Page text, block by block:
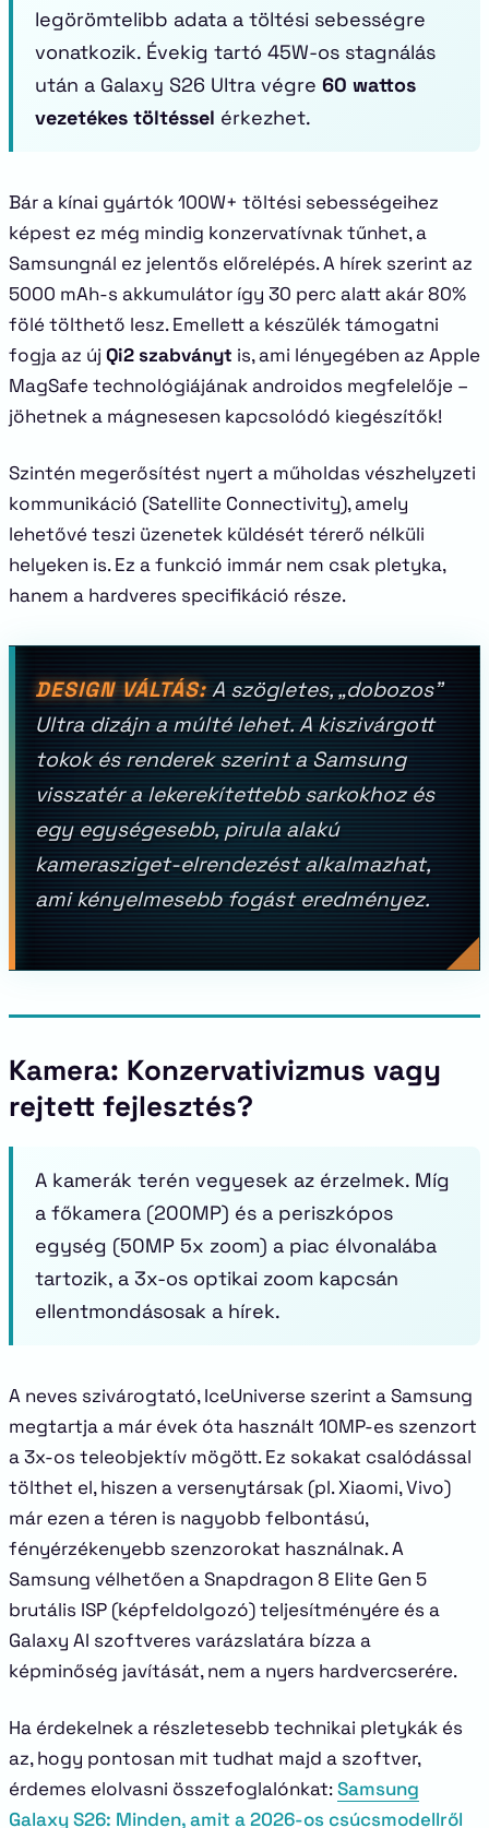
legörömtelibb adata a töltési sebességre
vonatkozik. Évekig tartó 45W-os stagnálás
után a Galaxy S26 Ultra végre 60 wattos
vezetékes töltéssel érkezhet.
Bár a kínai gyártók 100W+ töltési sebességeihez
képest ez még mindig konzervatívnak tűnhet, a
Samsungnál ez jelentős előrelépés. A hírek szerint az
5000 mAh-s akkumulátor így 30 perc alatt akár 80%
fölé tölthető lesz. Emellett a készülék támogatni
fogja az új Qi2 szabványt is, ami lényegében az Apple
MagSafe technológiájának androidos megfelelője –
jöhetnek a mágnesesen kapcsolódó kiegészítők!
Szintén megerősítést nyert a műholdas vészhelyzeti
kommunikáció (Satellite Connectivity), amely
lehetővé teszi üzenetek küldését térerő nélküli
helyeken is. Ez a funkció immár nem csak pletyka,
hanem a hardveres specifikáció része.
DESIGN VÁLTÁS:A szögletes, „dobozos”
Ultra dizájn a múlté lehet. A kiszivárgott
tokok és renderek szerint a Samsung
visszatér a lekerekítettebb sarkokhoz és
egy egységesebb, pirula alakú
kamerasziget-elrendezést alkalmazhat,
ami kényelmesebb fogást eredményez.
Kamera: Konzervativizmus vagy
rejtett fejlesztés?
A kamerák terén vegyesek az érzelmek. Míg
a főkamera (200MP) és a periszkópos
egység (50MP 5x zoom) a piac élvonalába
tartozik, a 3x-os optikai zoom kapcsán
ellentmondásosak a hírek.
A neves szivárogtató, IceUniverse szerint a Samsung
megtartja a már évek óta használt 10MP-es szenzort
a 3x-os teleobjektív mögött. Ez sokakat csalódással
tölthet el, hiszen a versenytársak (pl. Xiaomi, Vivo)
már ezen a téren is nagyobb felbontású,
fényérzékenyebb szenzorokat használnak. A
Samsung vélhetően a Snapdragon 8 Elite Gen 5
brutális ISP (képfeldolgozó) teljesítményére és a
Galaxy AI szoftveres varázslatára bízza a
képminőség javítását, nem a nyers hardvercserére.
Ha érdekelnek a részletesebb technikai pletykák és
az, hogy pontosan mit tudhat majd a szoftver,
érdemes elolvasni összefoglalónkat:Samsung
Galaxy S26: Minden, amit a 2026-os csúcsmodellről